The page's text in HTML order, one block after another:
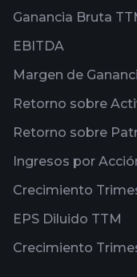
Ganancia Bruta
EBITDA
Margen de
Retorno sobre
Retorno sobre
Ingresos por
Crecimiento
EPS Diluido TTM
Crecimiento